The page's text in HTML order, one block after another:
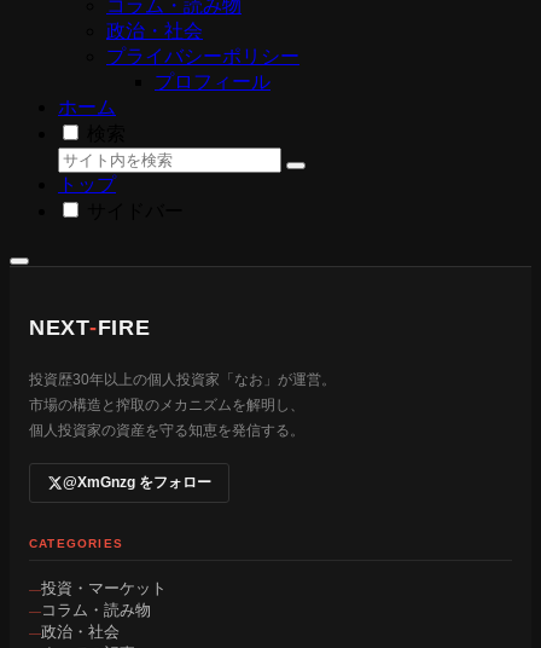
コラム・読み物
政治・社会
プライバシーポリシー
プロフィール
ホーム
トップ
NEXT-FIRE
投資歴30年以上の個人投資家「なお」が運営。
市場の構造と搾取のメカニズムを解明し、
個人投資家の資産を守る知恵を発信する。
@XmGnzg をフォロー
CATEGORIES
投資・マーケット
コラム・読み物
政治・社会